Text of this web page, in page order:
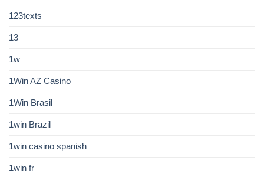
123texts
13
1w
1Win AZ Casino
1Win Brasil
1win Brazil
1win casino spanish
1win fr